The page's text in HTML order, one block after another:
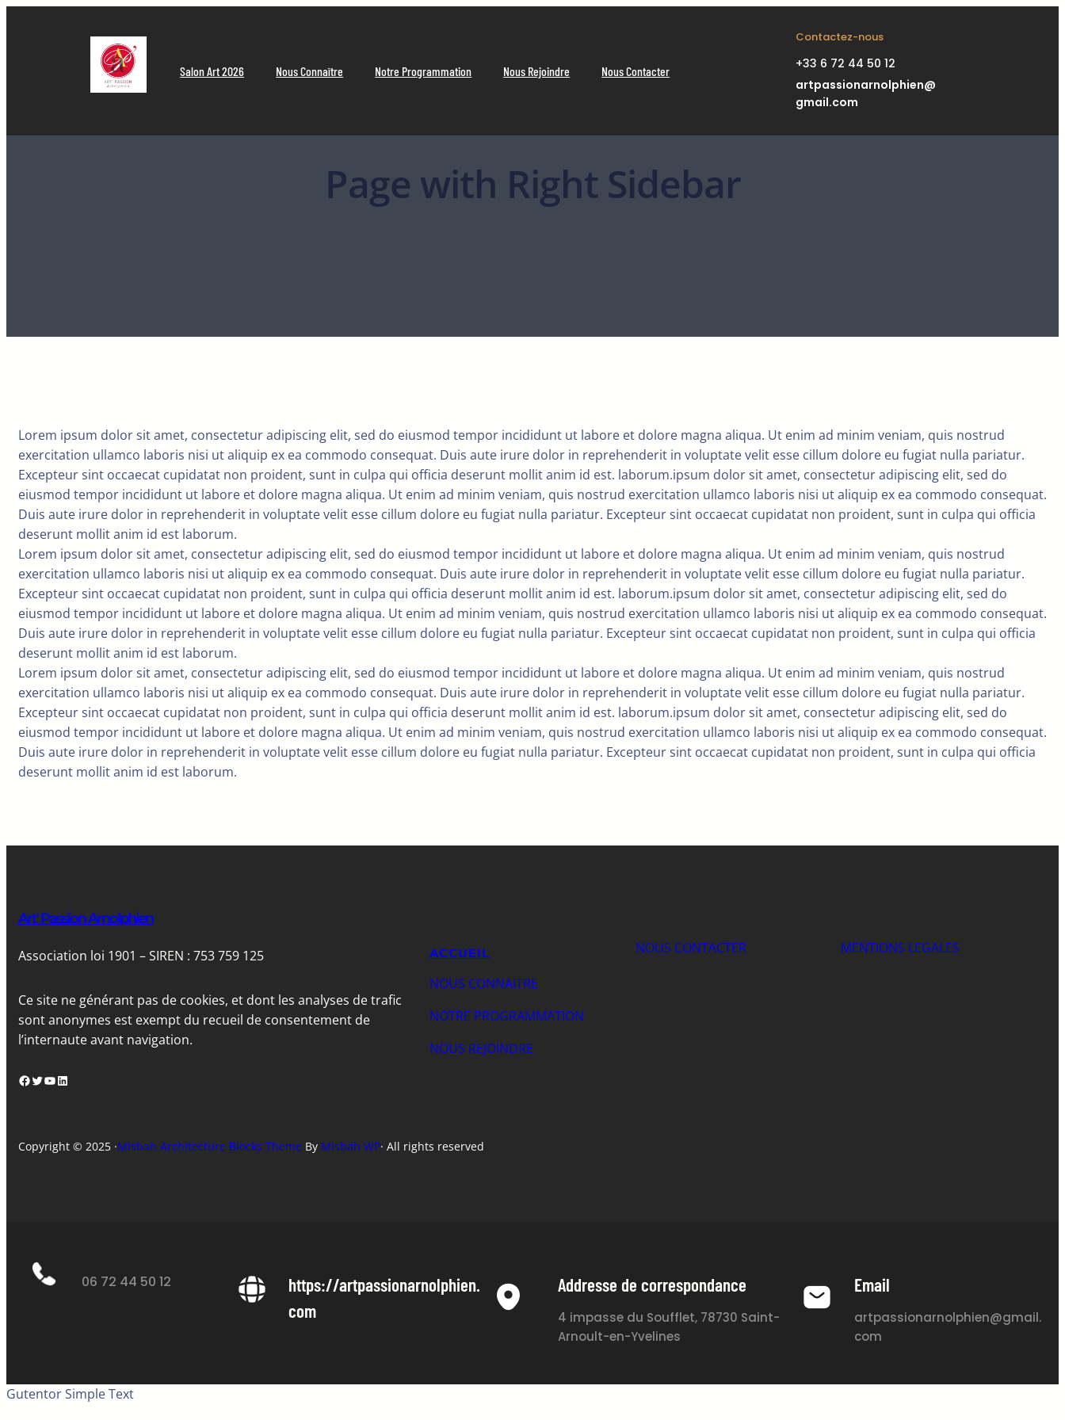
Salon Art 2026 Nous Connaître Notre Programmation Nous Rejoindre Nous Contacter
Contactez-nous
+33 6 72 44 50 12
artpassionarnolphien@
gmail.com
Page with Right Sidebar
Lorem ipsum dolor sit amet, consectetur adipiscing elit, sed do eiusmod tempor incididunt ut labore et dolore magna aliqua. Ut enim ad minim veniam, quis nostrud
exercitation ullamco laboris nisi ut aliquip ex ea commodo consequat. Duis aute irure dolor in reprehenderit in voluptate velit esse cillum dolore eu fugiat nulla pariatur.
Excepteur sint occaecat cupidatat non proident, sunt in culpa qui officia deserunt mollit anim id est. laborum.ipsum dolor sit amet, consectetur adipiscing elit, sed do
eiusmod tempor incididunt ut labore et dolore magna aliqua. Ut enim ad minim veniam, quis nostrud exercitation ullamco laboris nisi ut aliquip ex ea commodo consequat.
Duis aute irure dolor in reprehenderit in voluptate velit esse cillum dolore eu fugiat nulla pariatur. Excepteur sint occaecat cupidatat non proident, sunt in culpa qui officia
deserunt mollit anim id est laborum.
Lorem ipsum dolor sit amet, consectetur adipiscing elit, sed do eiusmod tempor incididunt ut labore et dolore magna aliqua. Ut enim ad minim veniam, quis nostrud
exercitation ullamco laboris nisi ut aliquip ex ea commodo consequat. Duis aute irure dolor in reprehenderit in voluptate velit esse cillum dolore eu fugiat nulla pariatur.
Excepteur sint occaecat cupidatat non proident, sunt in culpa qui officia deserunt mollit anim id est. laborum.ipsum dolor sit amet, consectetur adipiscing elit, sed do
eiusmod tempor incididunt ut labore et dolore magna aliqua. Ut enim ad minim veniam, quis nostrud exercitation ullamco laboris nisi ut aliquip ex ea commodo consequat.
Duis aute irure dolor in reprehenderit in voluptate velit esse cillum dolore eu fugiat nulla pariatur. Excepteur sint occaecat cupidatat non proident, sunt in culpa qui officia
deserunt mollit anim id est laborum.
Lorem ipsum dolor sit amet, consectetur adipiscing elit, sed do eiusmod tempor incididunt ut labore et dolore magna aliqua. Ut enim ad minim veniam, quis nostrud
exercitation ullamco laboris nisi ut aliquip ex ea commodo consequat. Duis aute irure dolor in reprehenderit in voluptate velit esse cillum dolore eu fugiat nulla pariatur.
Excepteur sint occaecat cupidatat non proident, sunt in culpa qui officia deserunt mollit anim id est. laborum.ipsum dolor sit amet, consectetur adipiscing elit, sed do
eiusmod tempor incididunt ut labore et dolore magna aliqua. Ut enim ad minim veniam, quis nostrud exercitation ullamco laboris nisi ut aliquip ex ea commodo consequat.
Duis aute irure dolor in reprehenderit in voluptate velit esse cillum dolore eu fugiat nulla pariatur. Excepteur sint occaecat cupidatat non proident, sunt in culpa qui officia
deserunt mollit anim id est laborum.
Art' Passion Arnolphien
Association loi 1901 – SIREN : 753 759 125
Ce site ne générant pas de cookies, et dont les analyses de trafic
sont anonymes est exempt du recueil de consentement de
l’internaute avant navigation.
Facebook Twitter YouTube LinkedIn
ACCUEIL
NOUS CONNAITRE
NOTRE PROGRAMMATION
NOUS REJOINDRE
NOUS CONTACTER MENTIONS LEGALES
Copyright © 2025 ·Misbah Architecture Blocks Theme By Misbah WP· All rights reserved
06 72 44 50 12
https://artpassionarnolphien.
com
Addresse de correspondance
4 impasse du Soufflet, 78730 Saint-
Arnoult-en-Yvelines
Email
artpassionarnolphien@gmail.
com
Gutentor Simple Text